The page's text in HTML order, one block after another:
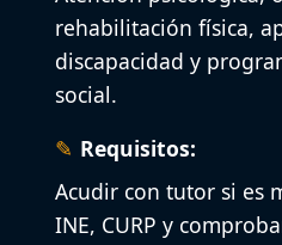
rehabilitación física,
discapacidad y
social.
Requisitos:
Acudir con tutor si es
INE, CURP y